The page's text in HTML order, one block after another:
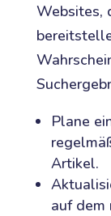
Websites,
Plane
Artikel.
auf dem